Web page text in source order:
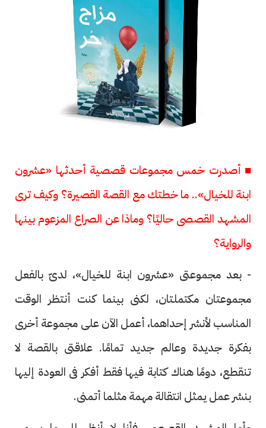
■ أصدرت خمس مجموعات قصصية أحدثها «عشرون
ابنة للخيال».. ما خطتك مع القصة القصيرة؟ وكيف ترى
المشهد القصصى حاليًا؟ وماذا عن الصراع المزعوم بينها
والرواية؟
- بعد مجموعتى «عشرون ابنة للخيال»، لدىّ بالفعل
مجموعتان مكتملتان، لكنى بينما كنت أنتظر الوقت
المناسب لأنشر إحداهما، أعمل الآن على مجموعة أخرى
بفكرة جديدة وعالم جديد تمامًا. علاقتى بالقصة لا
تنقطع، دومًا هناك كتابة فيها فقط أفكر فى العودة إليها
بنشر عمل يمثل انتقالة مهمة مثلما أتمنى.